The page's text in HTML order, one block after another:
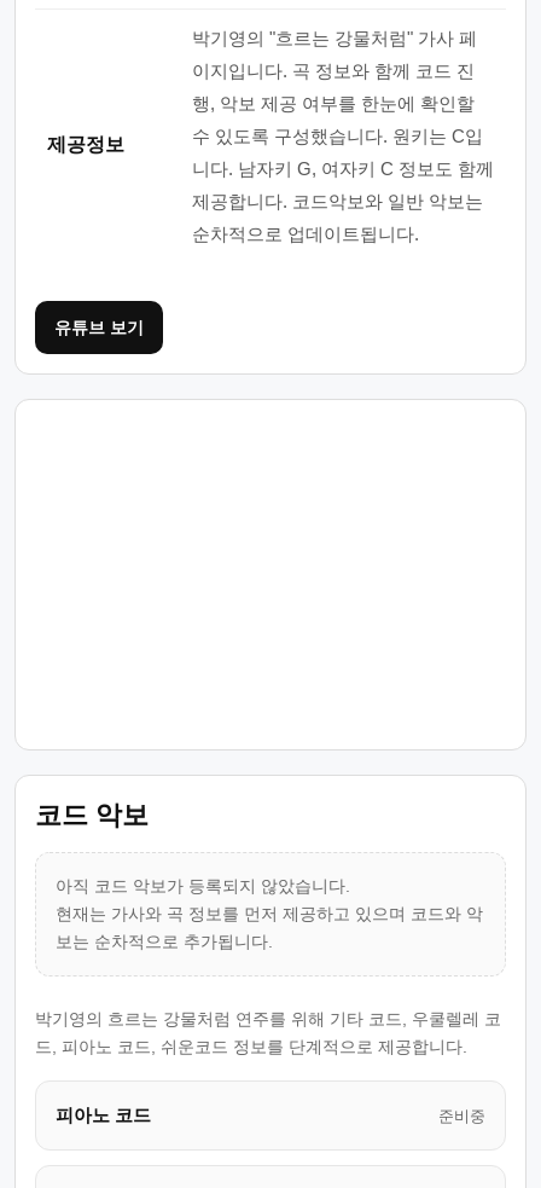
제공정보
박기영의 "흐르는 강물처럼" 가사 페
이지입니다. 곡 정보와 함께 코드 진
행, 악보 제공 여부를 한눈에 확인할
수 있도록 구성했습니다. 원키는 C입
니다. 남자키 G, 여자키 C 정보도 함께
제공합니다. 코드악보와 일반 악보는
순차적으로 업데이트됩니다.
유튜브 보기
코드 악보
아직 코드 악보가 등록되지 않았습니다.
현재는 가사와 곡 정보를 먼저 제공하고 있으며 코드와 악
보는 순차적으로 추가됩니다.
박기영의 흐르는 강물처럼 연주를 위해 기타 코드, 우쿨렐레 코
드, 피아노 코드, 쉬운코드 정보를 단계적으로 제공합니다.
피아노 코드 준비중